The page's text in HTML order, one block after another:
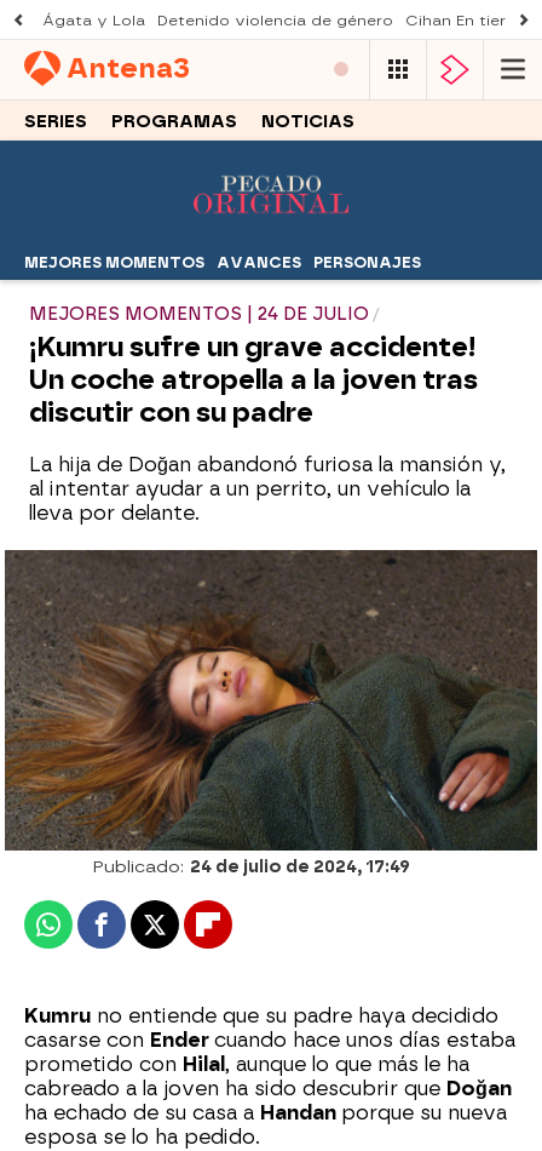
Ágata y Lola Detenido violencia de género Cihan En tierra
Antena3
SERIES PROGRAMAS NOTICIAS
MEJORES MOMENTOS AVANCES PERSONAJES
MEJORES MOMENTOS | 24 DE JULIO
¡Kumru sufre un grave accidente!
Un coche atropella a la joven tras
discutir con su padre
La hija de Doğan abandonó furiosa la mansión y,
al intentar ayudar a un perrito, un vehículo la
lleva por delante.
Kumru desenmascara a Altay: “Aléjate de
mi familia para siempre”
Patri Bea
Publicado: 24 de julio de 2024, 17:49
WhatsappFacebook
X Flipboard
Kumru no entiende que su padre haya decidido
casarse con Ender cuando hace unos días estaba
prometido con Hilal , aunque lo que más le ha
cabreado a la joven ha sido descubrir que Doğan
ha echado de su casa a Handan porque su nueva
esposa se lo ha pedido.